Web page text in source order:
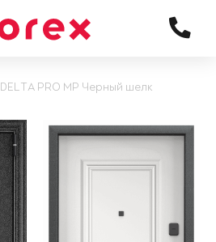
DELTA PRO MP Черный шелк